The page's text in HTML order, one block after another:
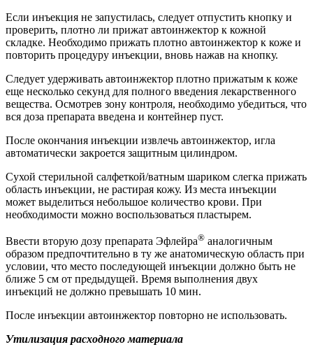
Если инъекция не запустилась, следует отпустить кнопку и
проверить, плотно ли прижат автоинжектор к кожной
складке. Необходимо прижать плотно автоинжектор к коже и
повторить процедуру инъекции, вновь нажав на кнопку.
Следует удерживать автоинжектор плотно прижатым к коже
еще несколько секунд для полного введения лекарственного
вещества. Осмотрев зону контроля, необходимо убедиться, что
вся доза препарата введена и контейнер пуст.
После окончания инъекции извлечь автоинжектор, игла
автоматически закроется защитным цилиндром.
Сухой стерильной салфеткой/ватным шариком слегка прижать
область инъекции, не растирая кожу. Из места инъекции
может выделиться небольшое количество крови. При
необходимости можно воспользоваться пластырем.
Ввести вторую дозу препарата Эфлейра® аналогичным
образом предпочтительно в ту же анатомическую область при
условии, что место последующей инъекции должно быть не
ближе 5 см от предыдущей. Время выполнения двух
инъекций не должно превышать 10 мин.
После инъекции автоинжектор повторно не использовать.
Утилизация расходного материала